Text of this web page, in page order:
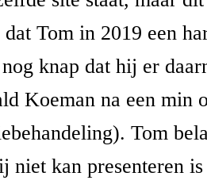
dat Tom in 2019 een
knap dat hij er
Koeman na een min
Tom
niet kan presenteren